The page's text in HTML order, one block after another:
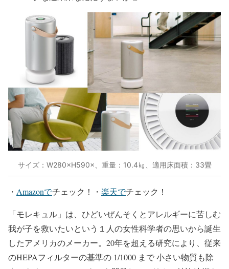
サイズ：W280×H590×、重量：10.4㎏、適用床面積：33畳
・ Amazonでチェック！・ 楽天でチェック！
「モレキュル」は、ひどいぜんそくとアレルギーに苦しむ
我が子を救いたいという１人の女性科学者の思いから誕生
したアメリカのメーカー。20年を超える研究により、従来
のHEPAフィルターの基準の 1/1000 まで 小さい物質も除